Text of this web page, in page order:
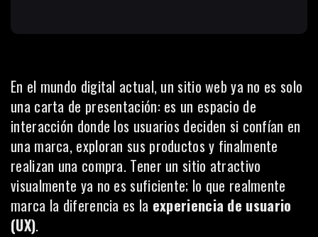
En el mundo digital actual, un sitio web ya no es solo
una carta de presentación: es un espacio de
interacción donde los usuarios deciden si confían en
una marca, exploran sus productos y finalmente
realizan una compra. Tener un sitio atractivo
visualmente ya no es suficiente; lo que realmente
marca la diferencia es la experiencia de usuario
(UX).